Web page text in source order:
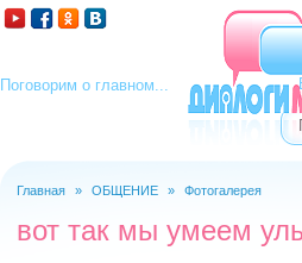
Поговорим о главном...
Главная » ОБЩЕНИЕ » Фотогалерея
вот так мы умеем